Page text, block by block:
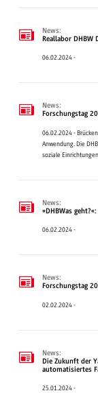
News:
Reallabor
06.02.2024 -
News:
Forschungstag
06.02.2024 -
Anwendung. Die
soziale
News:
»DHBWas
06.02.2024 -
News:
Forschungstag
02.02.2024 -
News:
Die Zukunft der
automatisiertes
25.01.2024 -